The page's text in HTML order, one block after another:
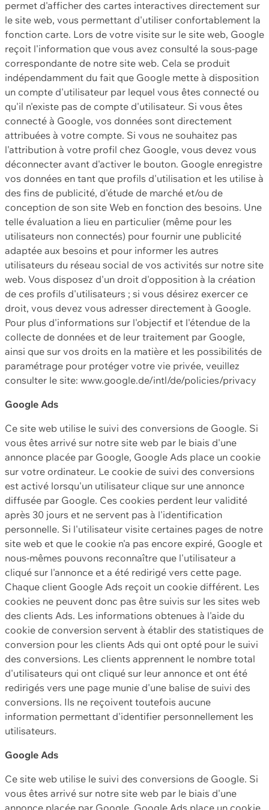
permet d'afficher des cartes interactives directement sur
le site web, vous permettant d'utiliser confortablement la
fonction carte. Lors de votre visite sur le site web, Google
reçoit l'information que vous avez consulté la sous-page
correspondante de notre site web. Cela se produit
indépendamment du fait que Google mette à disposition
un compte d'utilisateur par lequel vous êtes connecté ou
qu'il n'existe pas de compte d'utilisateur. Si vous êtes
connecté à Google, vos données sont directement
attribuées à votre compte. Si vous ne souhaitez pas
l'attribution à votre profil chez Google, vous devez vous
déconnecter avant d'activer le bouton. Google enregistre
vos données en tant que profils d'utilisation et les utilise à
des fins de publicité, d'étude de marché et/ou de
conception de son site Web en fonction des besoins. Une
telle évaluation a lieu en particulier (même pour les
utilisateurs non connectés) pour fournir une publicité
adaptée aux besoins et pour informer les autres
utilisateurs du réseau social de vos activités sur notre site
web. Vous disposez d'un droit d'opposition à la création
de ces profils d'utilisateurs ; si vous désirez exercer ce
droit, vous devez vous adresser directement à Google.
Pour plus d'informations sur l'objectif et l'étendue de la
collecte de données et de leur traitement par Google,
ainsi que sur vos droits en la matière et les possibilités de
paramétrage pour protéger votre vie privée, veuillez
consulter le site: www.google.de/intl/de/policies/privacy
Google Ads
Ce site web utilise le suivi des conversions de Google. Si
vous êtes arrivé sur notre site web par le biais d'une
annonce placée par Google, Google Ads place un cookie
sur votre ordinateur. Le cookie de suivi des conversions
est activé lorsqu'un utilisateur clique sur une annonce
diffusée par Google. Ces cookies perdent leur validité
après 30 jours et ne servent pas à l'identification
personnelle. Si l'utilisateur visite certaines pages de notre
site web et que le cookie n'a pas encore expiré, Google et
nous-mêmes pouvons reconnaître que l'utilisateur a
cliqué sur l'annonce et a été redirigé vers cette page.
Chaque client Google Ads reçoit un cookie différent. Les
cookies ne peuvent donc pas être suivis sur les sites web
des clients Ads. Les informations obtenues à l'aide du
cookie de conversion servent à établir des statistiques de
conversion pour les clients Ads qui ont opté pour le suivi
des conversions. Les clients apprennent le nombre total
d'utilisateurs qui ont cliqué sur leur annonce et ont été
redirigés vers une page munie d'une balise de suivi des
conversions. Ils ne reçoivent toutefois aucune
information permettant d'identifier personnellement les
utilisateurs.
Google Ads
Ce site web utilise le suivi des conversions de Google. Si
vous êtes arrivé sur notre site web par le biais d'une